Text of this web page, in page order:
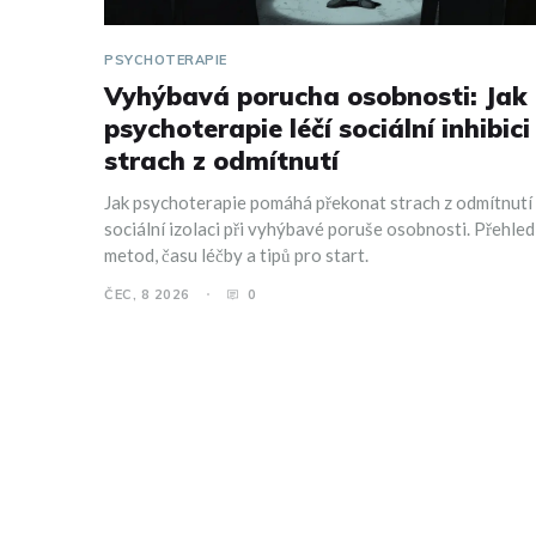
PSYCHOTERAPIE
Vyhýbavá porucha osobnosti: Jak
psychoterapie léčí sociální inhibici
strach z odmítnutí
Jak psychoterapie pomáhá překonat strach z odmítnutí
sociální izolaci při vyhýbavé poruše osobnosti. Přehled
metod, času léčby a tipů pro start.
ČEC, 8 2026 0